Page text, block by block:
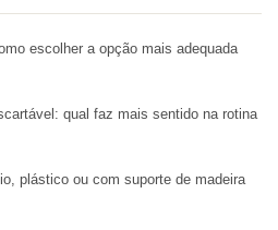
escolher a opção mais adequada
qual faz mais sentido na rotina
plástico ou com suporte de madeira